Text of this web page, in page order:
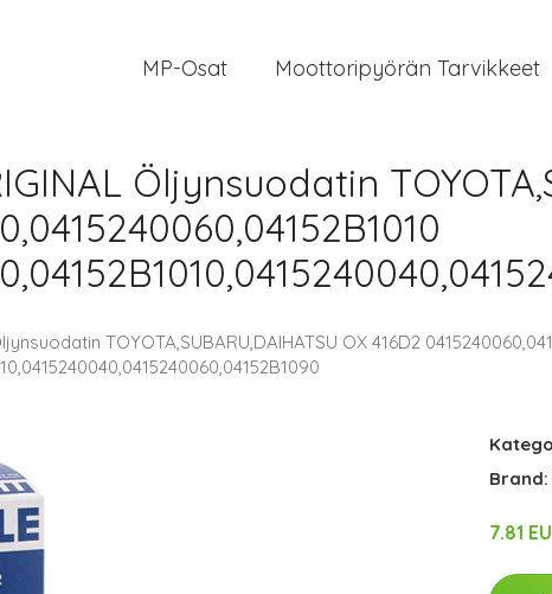
MP-Osat Moottoripyörän Tarvikkeet
Öljynsuodatin
TOYOTA,SUBARU,DAIHATSU OX 416D2
Brand:
7.81